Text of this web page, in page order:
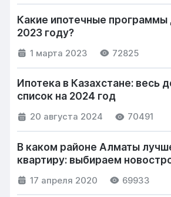
Какие ипотечные программы
2023 году?
1 марта 2023 72825
Ипотека в Казахстане: весь
список на 2024 год
20 августа 2024 70491
В каком районе Алматы
квартиру: выбираем
17 апреля 2020 69933